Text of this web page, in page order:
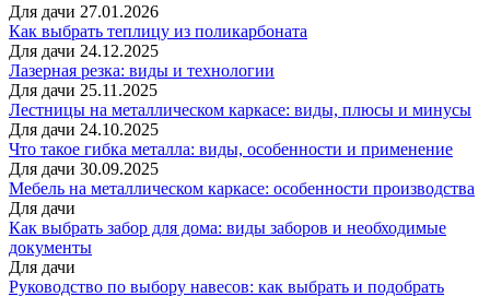
Для дачи 27.01.2026
Как выбрать теплицу из поликарбоната
Для дачи 24.12.2025
Лазерная резка: виды и технологии
Для дачи 25.11.2025
Лестницы на металлическом каркасе: виды, плюсы и минусы
Для дачи 24.10.2025
Что такое гибка металла: виды, особенности и применение
Для дачи 30.09.2025
Мебель на металлическом каркасе: особенности производства
Для дачи
Как выбрать забор для дома: виды заборов и необходимые
документы
Для дачи
Руководство по выбору навесов: как выбрать и подобрать